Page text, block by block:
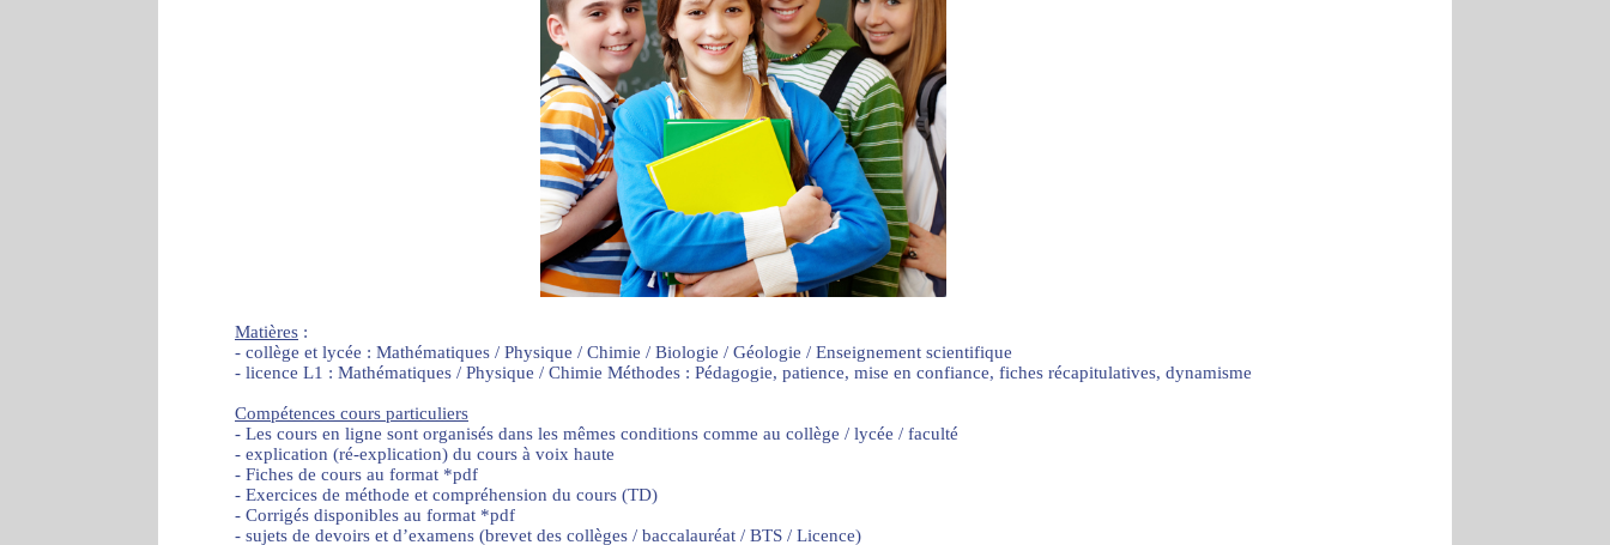
Matières :
- collège et lycée : Mathématiques / Physique / Chimie / Biologie / Géologie / Enseignement scientifique
- licence L1 : Mathématiques / Physique / Chimie Méthodes : Pédagogie, patience, mise en confiance, fiches récapitulatives, dynamisme
Compétences cours particuliers
- Les cours en ligne sont organisés dans les mêmes conditions comme au collège / lycée / faculté
- explication (ré-explication) du cours à voix haute
- Fiches de cours au format *pdf
- Exercices de méthode et compréhension du cours (TD)
- Corrigés disponibles au format *pdf
- sujets de devoirs et d’examens (brevet des collèges / baccalauréat / BTS / Licence)